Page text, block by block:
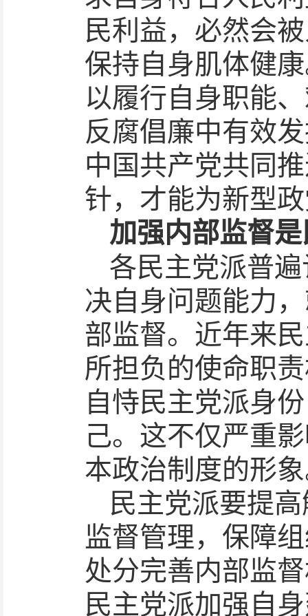
民利益，必然会
保持自身肌体健
以履行自身职能
反腐倡廉中有效
中国共产党共同
针，才能为新型
加强内部监督
各民主党派普
决自身问题能力
部监督。近年来
所担负的使命职
自恃民主党派身
己。这不仅严重
本政治制度的形
民主党派要提
监督管理，保障
处分完善内部监
民主党派加强自